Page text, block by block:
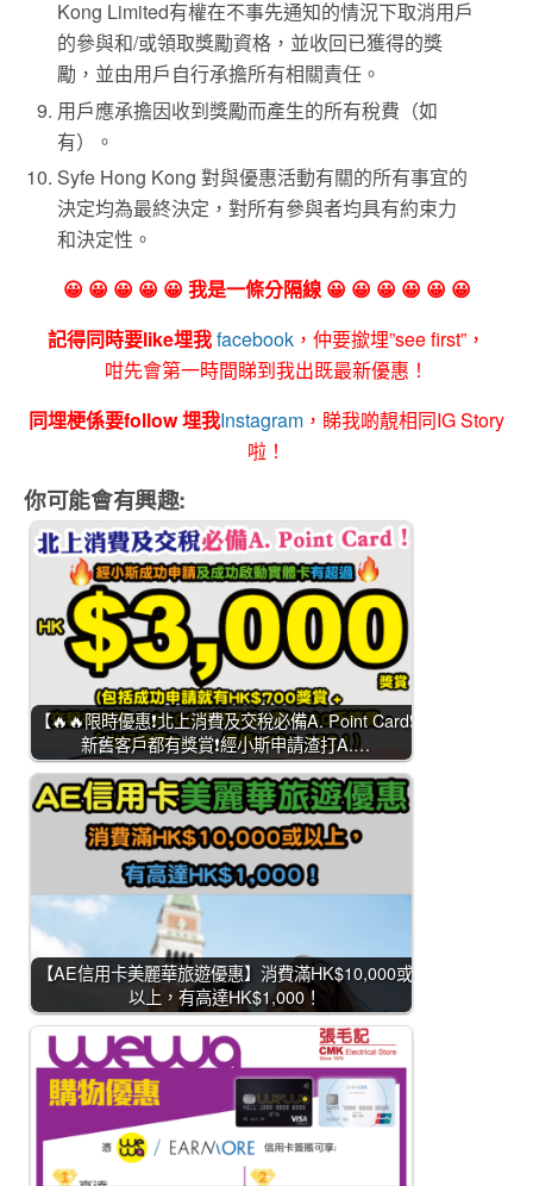
Kong Limited有權在不事先通知的情況下取消用戶
的參與和/或領取獎勵資格，並收回已獲得的獎
勵，並由用戶自行承擔所有相關責任。
用戶應承擔因收到獎勵而產生的所有稅費（如
有）。
Syfe Hong Kong 對與優惠活動有關的所有事宜的
決定均為最終決定，對所有參與者均具有約束力
和決定性。
😀 😀 😀 😀 😀 我是一條分隔線 😀 😀 😀 😀 😀 😀
記得同時要like埋我facebook ，仲要撳埋”see first”，
咁先會第一時間睇到我出既最新優惠！
同埋梗係要follow 埋我Instagram ，睇我啲靚相同IG Story
啦！
你可能會有興趣:
【🔥🔥限時優惠❗北上消費及交稅必備A. Point Card❗
新舊客戶都有獎賞❗經小斯申請渣打A.…
【AE信用卡美麗華旅遊優惠】消費滿HK$10,000或
以上，有高達HK$1,000！